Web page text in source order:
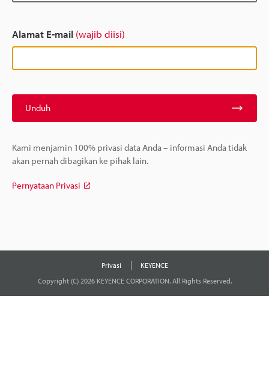
Alamat E-mail (wajib diisi)
Unduh
Kami menjamin 100% privasi data Anda – informasi Anda tidak
akan pernah dibagikan ke pihak lain.
Pernyataan Privasi
Privasi
KEYENCE
Copyright (C) 2026 KEYENCE CORPORATION. All Rights Reserved.